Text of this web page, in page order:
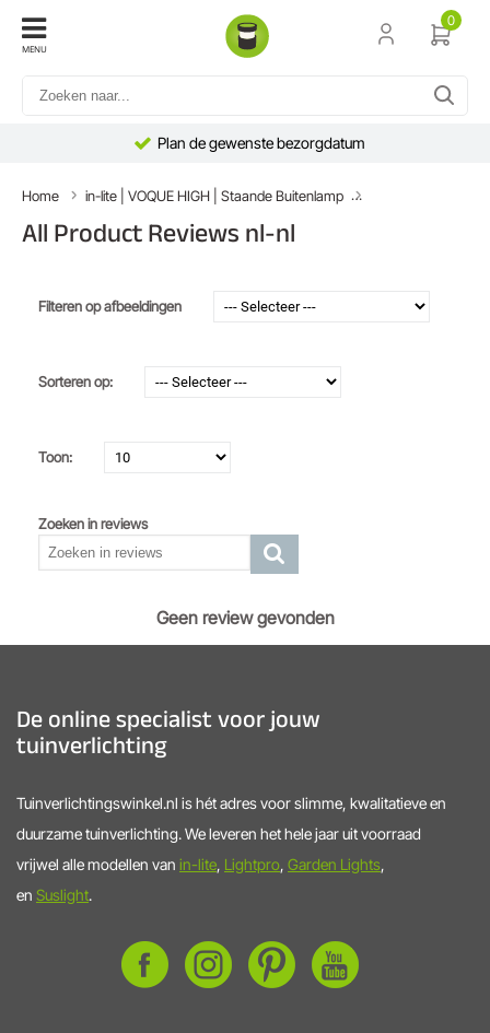
MENU
0
Plan de gewenste bezorgdatum
Home in-lite | VOQUE HIGH | Staande Buitenlamp
All Product Reviews nl-nl
Filteren op afbeeldingen
Sorteren op:
Toon:
Zoeken in reviews
Geen review gevonden
De online specialist voor jouw
tuinverlichting
Tuinverlichtingswinkel.nl is hét adres voor slimme, kwalitatieve en
duurzame tuinverlichting. We leveren het hele jaar uit voorraad
vrijwel alle modellen van in-lite, Lightpro, Garden Lights,
en Suslight.